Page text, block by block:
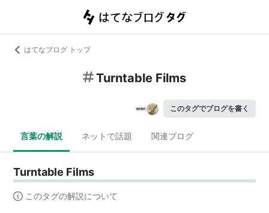
はてなブログ トップ
Turntable Films
このタグでブログを書く
言葉の解説 ネットで話題 関連ブログ
Turntable Films
このタグの解説について